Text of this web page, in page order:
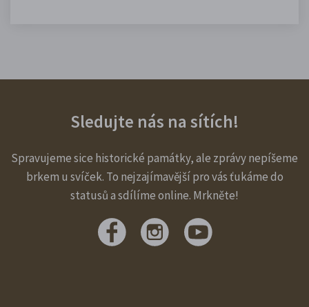
Sledujte nás na sítích!
Spravujeme sice historické památky, ale zprávy nepíšeme
brkem u svíček. To nejzajímavější pro vás ťukáme do
statusů a sdílíme online. Mrkněte!